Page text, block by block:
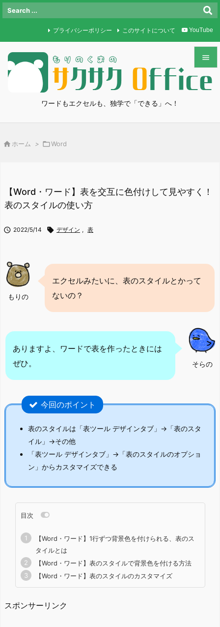
ワードもエクセルも、独学で「できる」へ！


メニュ
検索
プライバシーポリシー このサイトについて YouTube
 ホーム > Word
【Word・ワード】表を交互に色付けして見やすく！
表のスタイルの使い方
 2022/5/14  デザイン , 表
もりの
エクセルみたいに、表のスタイルとかって
ないの？
そらの
ありますよ、ワードで表を作ったときには
ぜひ。
今回のポイント
表のスタイルは「表ツール デザインタブ」→「表のスタ
イル」→その他
「表ツール デザインタブ」→「表のスタイルのオプショ
ン」からカスタマイズできる
目次
【Word・ワード】1行ずつ背景色を付けられる、表のス
タイルとは
【Word・ワード】表のスタイルで背景色を付ける方法
【Word・ワード】表のスタイルのカスタマイズ
スポンサーリンク